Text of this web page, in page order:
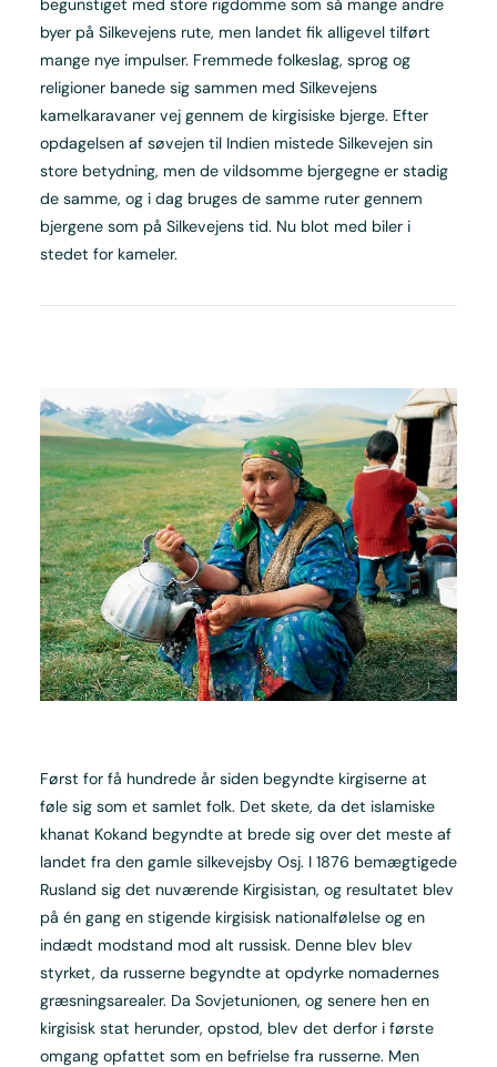
begunstiget med store rigdomme som så mange andre
byer på Silkevejens rute, men landet fik alligevel tilført
mange nye impulser. Fremmede folkeslag, sprog og
religioner banede sig sammen med Silkevejens
kamelkaravaner vej gennem de kirgisiske bjerge. Efter
opdagelsen af søvejen til Indien mistede Silkevejen sin
store betydning, men de vildsomme bjergegne er stadig
de samme, og i dag bruges de samme ruter gennem
bjergene som på Silkevejens tid. Nu blot med biler i
stedet for kameler.
Først for få hundrede år siden begyndte kirgiserne at
føle sig som et samlet folk. Det skete, da det islamiske
khanat Kokand begyndte at brede sig over det meste af
landet fra den gamle silkevejsby Osj. I 1876 bemægtigede
Rusland sig det nuværende Kirgisistan, og resultatet blev
på én gang en stigende kirgisisk nationalfølelse og en
indædt modstand mod alt russisk. Denne blev blev
styrket, da russerne begyndte at opdyrke nomadernes
græsningsarealer. Da Sovjetunionen, og senere hen en
kirgisisk stat herunder, opstod, blev det derfor i første
omgang opfattet som en befrielse fra russerne. Men